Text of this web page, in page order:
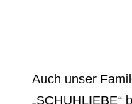
Auch unser
„SCHUHLIEBE“